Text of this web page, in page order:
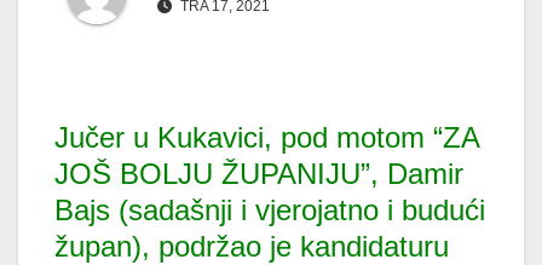
TRA 17, 2021
Jučer u Kukavici, pod motom “ZA
JOŠ BOLJU ŽUPANIJU”, Damir
Bajs (sadašnji i vjerojatno i budući
župan), podržao je kandidaturu